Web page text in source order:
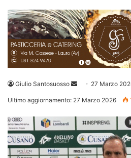
Giulio Santosuosso
Invia 27 Marzo
Ultimo aggiornamento: 27 Marzo 2026